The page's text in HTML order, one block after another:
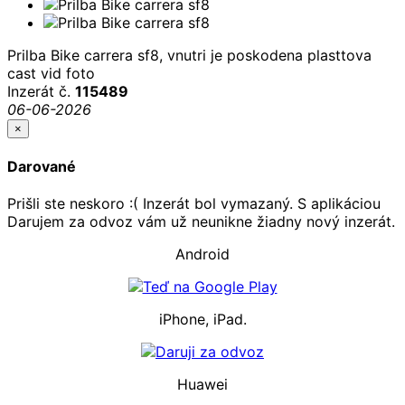
Prilba Bike carrera sf8, vnutri je poskodena plasttova
cast vid foto
Inzerát č. 115489
06-06-2026
×
Darované
Prišli ste neskoro :( Inzerát bol vymazaný. S aplikáciou
Darujem za odvoz vám už neunikne žiadny nový inzerát.
Android
iPhone, iPad.
Huawei